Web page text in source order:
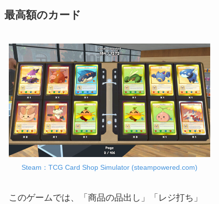
最高額のカード
Steam：TCG Card Shop Simulator (steampowered.com)
このゲームでは、「商品の品出し」「レジ打ち」